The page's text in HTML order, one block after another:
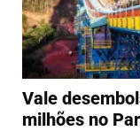
Vale
milhões no